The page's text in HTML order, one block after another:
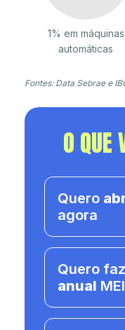
1% em máquinas
automáticas
Fontes: Data Sebrae e
O QUE
Quero
agora
Quero
anual MEI